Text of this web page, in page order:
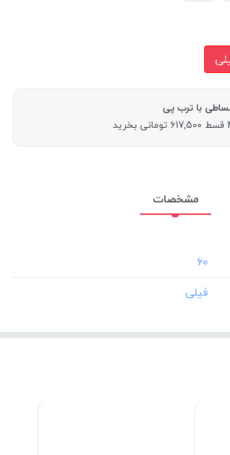
با ترب پی
مشخصات
‎60